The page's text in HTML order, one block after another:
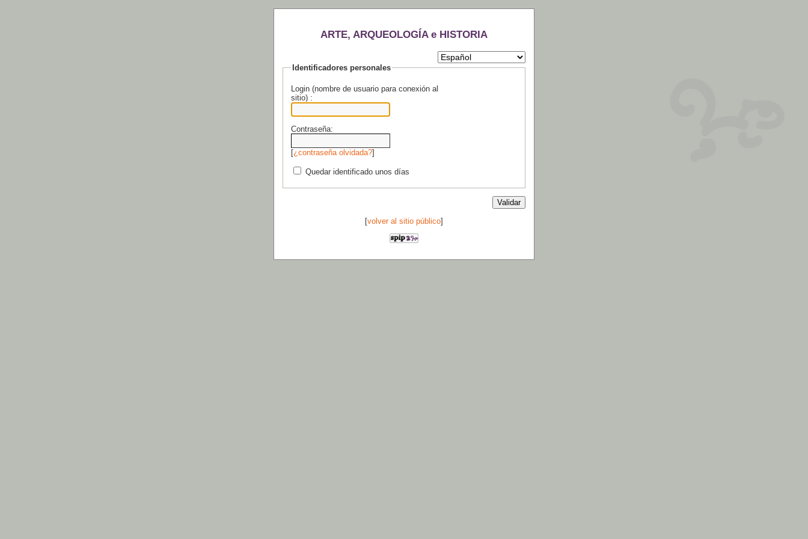
ARTE, ARQUEOLOGÍA e HISTORIA
Identificadores personales
Login (nombre de usuario para conexión al
sitio) :
Contraseña:
[¿contraseña olvidada?]
Quedar identificado unos días
[volver al sitio público]